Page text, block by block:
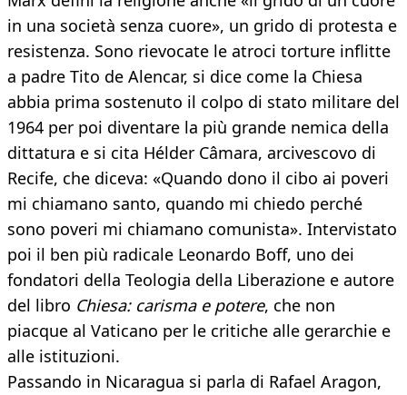
in una società senza cuore», un grido di protesta e
resistenza. Sono rievocate le atroci torture inflitte
a padre Tito de Alencar, si dice come la Chiesa
abbia prima sostenuto il colpo di stato militare del
1964 per poi diventare la più grande nemica della
dittatura e si cita Hélder Câmara, arcivescovo di
Recife, che diceva: «Quando dono il cibo ai poveri
mi chiamano santo, quando mi chiedo perché
sono poveri mi chiamano comunista». Intervistato
poi il ben più radicale Leonardo Boff, uno dei
fondatori della Teologia della Liberazione e autore
del libro Chiesa: carisma e potere, che non
piacque al Vaticano per le critiche alle gerarchie e
alle istituzioni.
Passando in Nicaragua si parla di Rafael Aragon,